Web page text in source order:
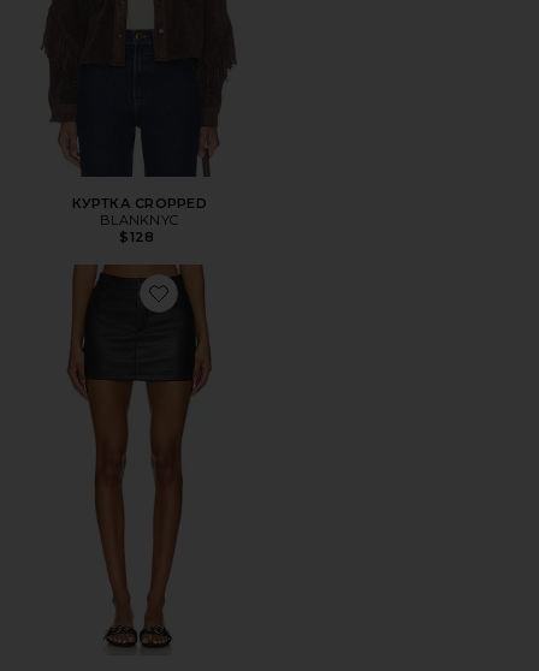
КУРТКА CROPPED
BLANKNYC
$128
Favorite ЮБКА JACEY